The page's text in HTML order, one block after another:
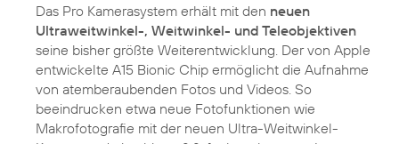
Das Pro Kamerasystem erhält mit den neuen
Ultraweitwinkel-, Weitwinkel- und Teleobjektiven
seine bisher größte Weiterentwicklung. Der von Apple
entwickelte A15 Bionic Chip ermöglicht die Aufnahme
von atemberaubenden Fotos und Videos. So
beeindrucken etwa neue Fotofunktionen wie
Makrofotografie mit der neuen Ultra-Weitwinkel-